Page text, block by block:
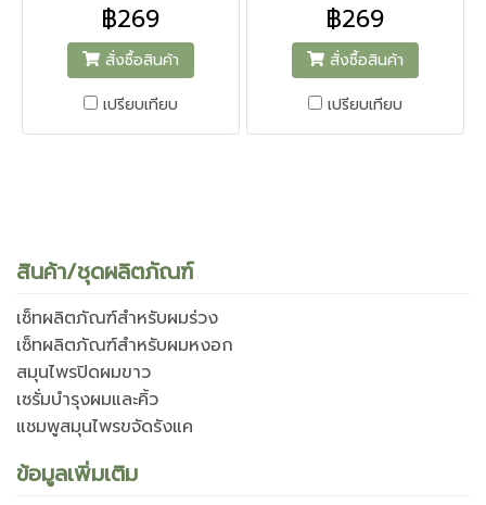
฿269
สั่งซื้อสินค้า
เปรียบเทียบ
฿269
สั่งซื้อสินค้า
เปรียบเทียบ
สินค้า/ชุดผลิตภัณฑ์
เซ็ทผลิตภัณฑ์สำหรับผมร่วง
เซ็ทผลิตภัณฑ์สำหรับผมหงอก
สมุนไพรปิดผมขาว
เซรั่มบำรุงผมและคิ้ว
แชมพูสมุนไพรขจัดรังแค
ข้อมูลเพิ่มเติม